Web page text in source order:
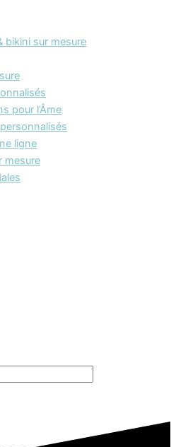
bikini sur mesure
pour l’Âme
ligne
mesure